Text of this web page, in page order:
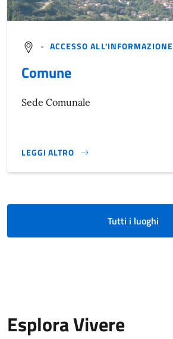
- ACCESSO ALL'INFORMAZIONE
Comune
Sede Comunale
LEGGI ALTRO
}
Tutti i luoghi
Esplora Vivere